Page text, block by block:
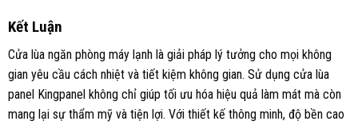
Kết Luận
Cửa lùa ngăn phòng máy lạnh là giải pháp lý tưởng cho mọi không
gian yêu cầu cách nhiệt và tiết kiệm không gian. Sử dụng cửa lùa
panel Kingpanel không chỉ giúp tối ưu hóa hiệu quả làm mát mà còn
mang lại sự thẩm mỹ và tiện lợi. Với thiết kế thông minh, độ bền cao